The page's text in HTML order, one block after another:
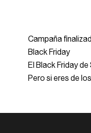
Campaña
Black Friday
El Black Friday
Pero si eres de